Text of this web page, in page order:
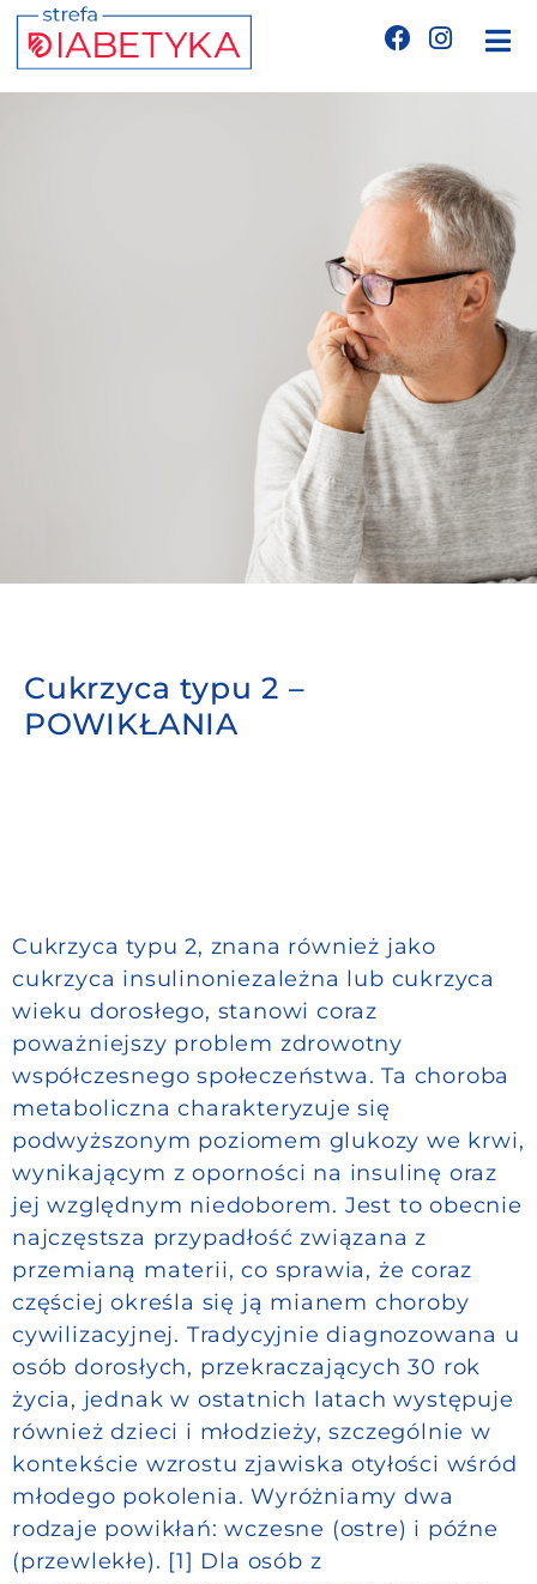
Telemedycyna
Glukometry
Niezbędnik cukrzyka
Wyznania diabetyka
Do pobrania
Cukrzyca typu 2 –
POWIKŁANIA
Cukrzyca typu 2, znana również jako
cukrzyca insulinoniezależna lub cukrzyca
wieku dorosłego, stanowi coraz
poważniejszy problem zdrowotny
współczesnego społeczeństwa. Ta choroba
metaboliczna charakteryzuje się
podwyższonym poziomem glukozy we krwi,
wynikającym z oporności na insulinę oraz
jej względnym niedoborem. Jest to obecnie
najczęstsza przypadłość związana z
przemianą materii, co sprawia, że coraz
częściej określa się ją mianem choroby
cywilizacyjnej. Tradycyjnie diagnozowana u
osób dorosłych, przekraczających 30 rok
życia, jednak w ostatnich latach występuje
również dzieci i młodzieży, szczególnie w
kontekście wzrostu zjawiska otyłości wśród
młodego pokolenia. Wyróżniamy dwa
rodzaje powikłań: wczesne (ostre) i późne
(przewlekłe). [1] Dla osób z